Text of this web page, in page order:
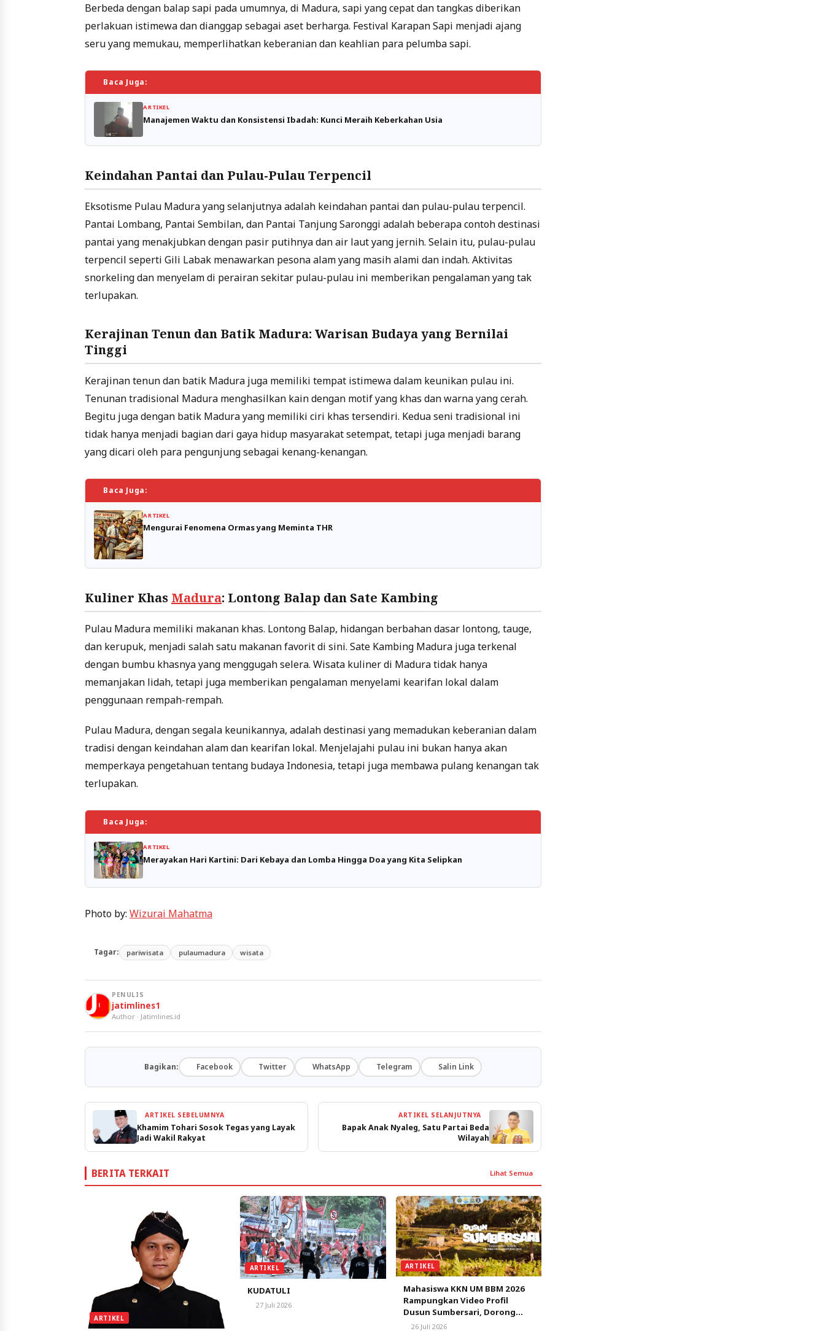
Berbeda dengan balap sapi pada umumnya, di Madura, sapi yang cepat dan tangkas diberikan
perlakuan istimewa dan dianggap sebagai aset berharga. Festival Karapan Sapi menjadi ajang
seru yang memukau, memperlihatkan keberanian dan keahlian para pelumba sapi.
Baca Juga:
ARTIKEL
Manajemen Waktu dan Konsistensi Ibadah: Kunci Meraih Keberkahan Usia
Keindahan Pantai dan Pulau-Pulau Terpencil
Eksotisme Pulau Madura yang selanjutnya adalah keindahan pantai dan pulau-pulau terpencil.
Pantai Lombang, Pantai Sembilan, dan Pantai Tanjung Saronggi adalah beberapa contoh destinasi
pantai yang menakjubkan dengan pasir putihnya dan air laut yang jernih. Selain itu, pulau-pulau
terpencil seperti Gili Labak menawarkan pesona alam yang masih alami dan indah. Aktivitas
snorkeling dan menyelam di perairan sekitar pulau-pulau ini memberikan pengalaman yang tak
terlupakan.
Kerajinan Tenun dan Batik Madura: Warisan Budaya yang Bernilai
Tinggi
Kerajinan tenun dan batik Madura juga memiliki tempat istimewa dalam keunikan pulau ini.
Tenunan tradisional Madura menghasilkan kain dengan motif yang khas dan warna yang cerah.
Begitu juga dengan batik Madura yang memiliki ciri khas tersendiri. Kedua seni tradisional ini
tidak hanya menjadi bagian dari gaya hidup masyarakat setempat, tetapi juga menjadi barang
yang dicari oleh para pengunjung sebagai kenang-kenangan.
Baca Juga:
ARTIKEL
Mengurai Fenomena Ormas yang Meminta THR
Kuliner Khas Madura: Lontong Balap dan Sate Kambing
Pulau Madura memiliki makanan khas. Lontong Balap, hidangan berbahan dasar lontong, tauge,
dan kerupuk, menjadi salah satu makanan favorit di sini. Sate Kambing Madura juga terkenal
dengan bumbu khasnya yang menggugah selera. Wisata kuliner di Madura tidak hanya
memanjakan lidah, tetapi juga memberikan pengalaman menyelami kearifan lokal dalam
penggunaan rempah-rempah.
Pulau Madura, dengan segala keunikannya, adalah destinasi yang memadukan keberanian dalam
tradisi dengan keindahan alam dan kearifan lokal. Menjelajahi pulau ini bukan hanya akan
memperkaya pengetahuan tentang budaya Indonesia, tetapi juga membawa pulang kenangan tak
terlupakan.
Baca Juga:
ARTIKEL
Merayakan Hari Kartini: Dari Kebaya dan Lomba Hingga Doa yang Kita Selipkan
Photo by: Wizurai Mahatma
Tagar: pariwisata pulaumadura wisata
PENULIS
jatimlines1
Author · Jatimlines.id
Bagikan: Facebook Twitter WhatsApp Telegram Salin Link
ARTIKEL SEBELUMNYA
Khamim Tohari Sosok Tegas yang Layak
Jadi Wakil Rakyat
ARTIKEL SELANJUTNYA
Bapak Anak Nyaleg, Satu Partai Beda
Wilayah
BERITA TERKAIT Lihat Semua
ARTIKEL
ARTIKEL
KUDATULI
27 Juli 2026
ARTIKEL
Mahasiswa KKN UM BBM 2026
Rampungkan Video Profil
Dusun Sumbersari, Dorong
Promosi Potensi Wisata,
26 Juli 2026